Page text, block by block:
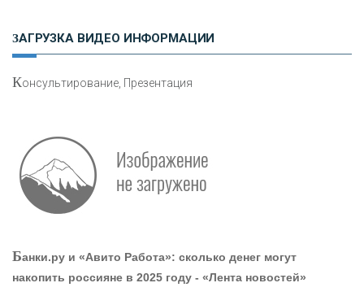
Работа мечты. Что банки делают для того, чтобы
привлечь и удержать персонал - «Интервью»
ЗАГРУЗКА ВИДЕО ИНФОРМАЦИИ
Консультирование, Презентация
Банки.ру и «Авито Работа»: сколько денег могут
накопить россияне в 2025 году - «Лента новостей»